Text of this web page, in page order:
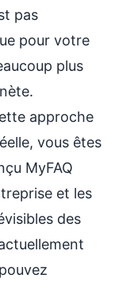
pas
pour votre
plus
approche
vous êtes
MyFAQ
et les
des